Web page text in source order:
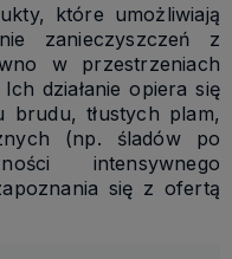
które umożliwiają
zanieczyszczeń z
w przestrzeniach
działanie opiera się
brudu, tłustych plam,
(np. śladów po
intensywnego
się z ofertą